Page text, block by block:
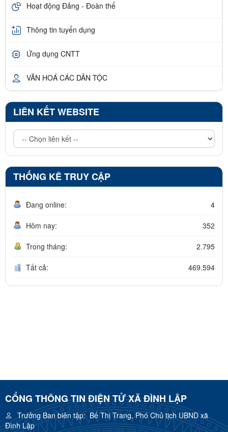
Hoạt động Đảng - Đoàn thể
Thông tin tuyển dụng
Ứng dụng CNTT
VĂN HOÁ CÁC DÂN TỘC
LIÊN KẾT WEBSITE
THỐNG KÊ TRUY CẬP
Đang online: 4
Hôm nay: 352
Trong tháng: 2.795
Tất cả: 469.594
CỔNG THÔNG TIN ĐIỆN TỬ XÃ ĐÌNH LẬP
Trưởng Ban biên tập:Bế Thị Trang, Phó Chủ tịch UBND xã
Đình Lập